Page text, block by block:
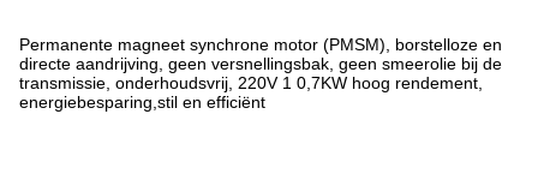
Permanente magneet synchrone motor (PMSM), borstelloze en
directe aandrijving, geen versnellingsbak, geen smeerolie bij de
transmissie, onderhoudsvrij, 220V 1 0,7KW hoog rendement,
energiebesparing,stil en efficiënt